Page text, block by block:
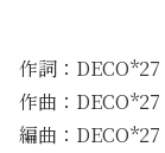
作詞：DECO*27
作曲：DECO*27
編曲：